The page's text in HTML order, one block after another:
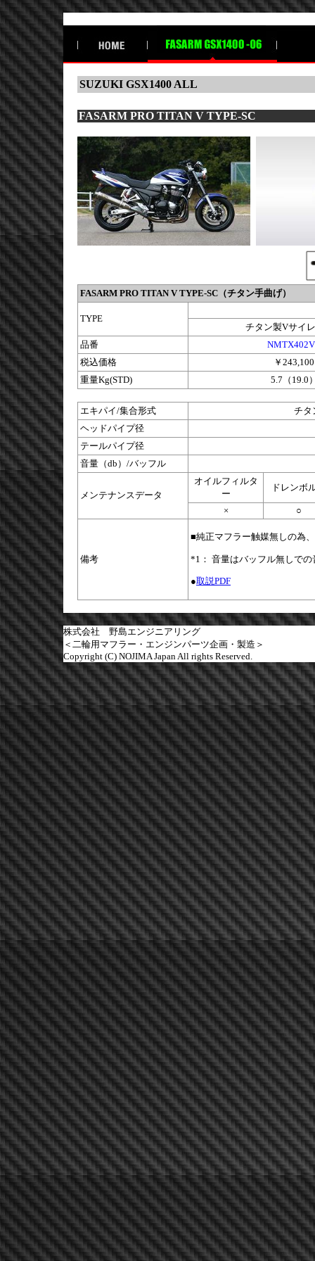
SUZUKI GSX1400 ALL
FASARM PRO TITAN V TYPE-SC
FASARM PRO TITAN V TYPE-SC（チタン手曲げ）
TYPE
チタン製Vサイ
品番
税込価格
￥243,100
重量Kg(STD)
5.7（19.0
エキパイ/集合形式
チタ
ヘッドパイプ径
テールパイプ径
音量（db）/バッフル
メンテナンスデータ
オイルフィルタ
ー
ドレンボ
× ○
備考
■純正マフラー触媒無しの為
*1： 音量はバッフル無しでの
●取説PDF
株式会社 野島エンジニアリング
＜二輪用マフラー・エンジンパーツ企画・製造＞
Copyright (C) NOJIMA Japan All rights Reserved.